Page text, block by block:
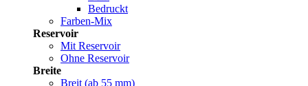
Bedruckt
Farben-Mix
Reservoir
Mit Reservoir
Ohne Reservoir
Breite
Breit (ab 55 mm)